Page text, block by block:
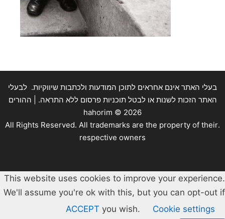
בעלי האתר אינם אחראים לתוכן המודעות ולכתבות שיווקיות. לבעלי
האתר הזכות לשנות או לבטל תוכניות פרסום ללא התראה. | ההורים
hahorim © 2026
.All Rights Reserved. All trademarks are the property of their
respective owners
This website uses cookies to improve your experience.
We'll assume you're ok with this, but you can opt-out if
you wish.
Cookie settings
ACCEPT